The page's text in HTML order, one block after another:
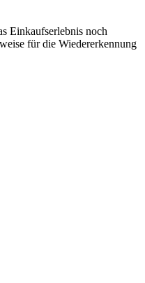
Einkaufserlebnis noch
für die Wiedererkennung